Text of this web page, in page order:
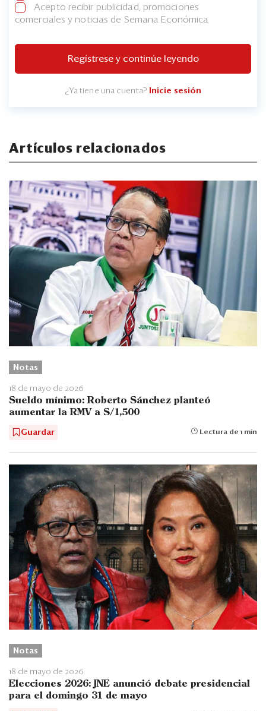
Acepto recibir publicidad, promociones
comerciales y noticias de Semana Económica
Regístrese y continúe leyendo
¿Ya tiene una cuenta? Inicie sesión
Artículos relacionados
Notas
18 de mayo de 2026
Sueldo mínimo: Roberto Sánchez planteó
aumentar la RMV a S/1,500
Guardar Lectura de 1 min
Notas
18 de mayo de 2026
Elecciones 2026: JNE anunció debate presidencial
para el domingo 31 de mayo